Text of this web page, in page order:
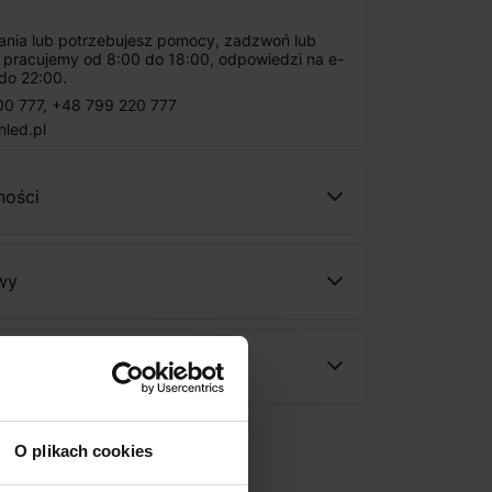
O plikach cookies
lub potrzebujesz pomocy, zadzwoń lub
pracujemy od 8:00 do 18:00, odpowiedzi na e-
22:00.
777, +48 799 220 777